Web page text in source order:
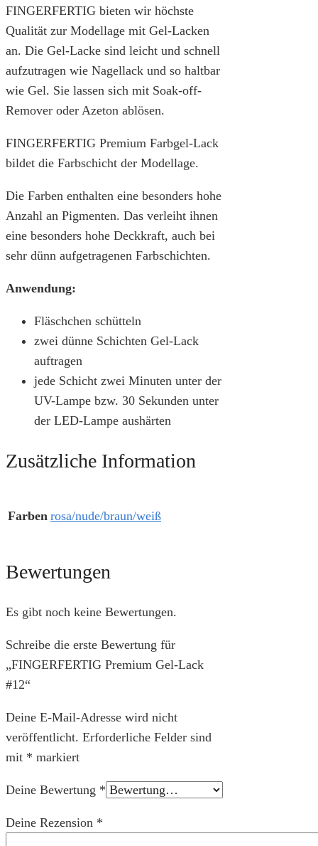
FINGERFERTIG bieten wir höchste
Qualität zur Modellage mit Gel-Lacken
an. Die Gel-Lacke sind leicht und schnell
aufzutragen wie Nagellack und so haltbar
wie Gel. Sie lassen sich mit Soak-off-
Remover oder Azeton ablösen.
FINGERFERTIG Premium Farbgel-Lack
bildet die Farbschicht der Modellage.
Die Farben enthalten eine besonders hohe
Anzahl an Pigmenten. Das verleiht ihnen
eine besonders hohe Deckkraft, auch bei
sehr dünn aufgetragenen Farbschichten.
Anwendung:
Fläschchen schütteln
zwei dünne Schichten Gel-Lack
auftragen
jede Schicht zwei Minuten unter der
UV-Lampe bzw. 30 Sekunden unter
der LED-Lampe aushärten
Zusätzliche Information
Farben rosa/nude/braun/weiß
Bewertungen
Es gibt noch keine Bewertungen.
Schreibe die erste Bewertung für
„FINGERFERTIG Premium Gel-Lack
#12“
Deine E-Mail-Adresse wird nicht
veröffentlicht. Erforderliche Felder sind
mit * markiert
Deine Bewertung *
Deine Rezension *